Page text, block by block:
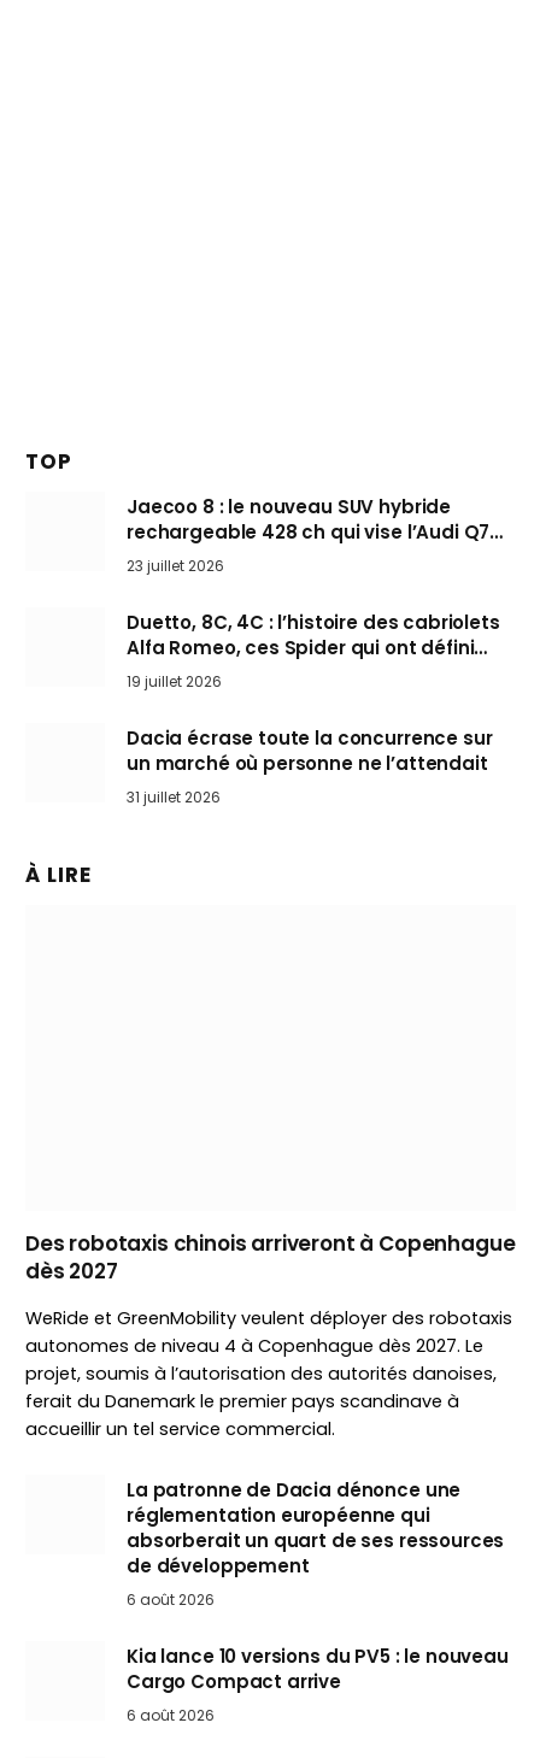
TOP
Jaecoo 8 : le nouveau SUV hybride
rechargeable 428 ch qui vise l’Audi Q7
arrive en Europe cet automne
23 juillet 2026
Duetto, 8C, 4C : l’histoire des cabriolets
Alfa Romeo, ces Spider qui ont défini
l’art de rouler cheveux au vent
19 juillet 2026
Dacia écrase toute la concurrence sur
un marché où personne ne l’attendait
31 juillet 2026
À LIRE
Des robotaxis chinois arriveront à Copenhague
dès 2027
WeRide et GreenMobility veulent déployer des robotaxis
autonomes de niveau 4 à Copenhague dès 2027. Le
projet, soumis à l’autorisation des autorités danoises,
ferait du Danemark le premier pays scandinave à
accueillir un tel service commercial.
La patronne de Dacia dénonce une
réglementation européenne qui
absorberait un quart de ses ressources
de développement
6 août 2026
Kia lance 10 versions du PV5 : le nouveau
Cargo Compact arrive
6 août 2026